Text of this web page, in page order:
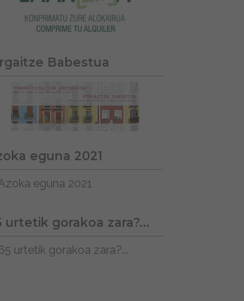
Babestua
eguna 2021
urtetik gorakoa zara?...